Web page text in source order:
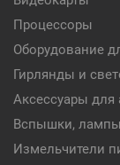
Процессоры
Оборудование
Гирлянды и
Аксессуары
Вспышки, лампы
Измельчители